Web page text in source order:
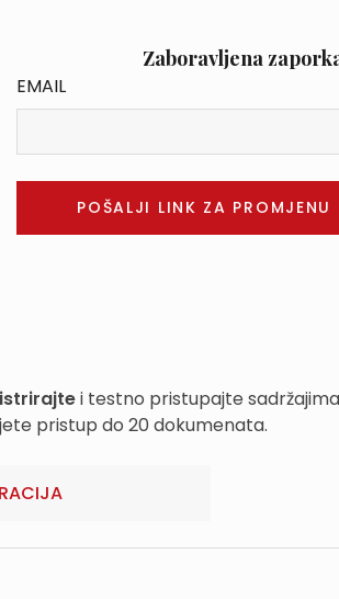
Zaboravljena
EMAIL
i testno pristupajte
pristup do 20 dokumenata.